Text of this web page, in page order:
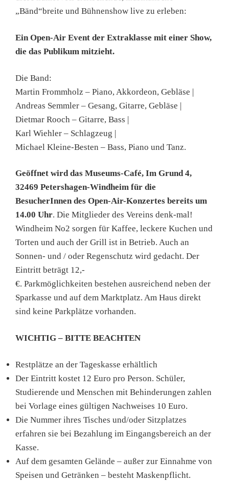
„Bänd“breite und Bühnenshow live zu erleben:
Ein Open-Air Event der Extraklasse mit einer Show,
die das Publikum mitzieht.
Die Band:
Martin Frommholz – Piano, Akkordeon, Gebläse |
Andreas Semmler – Gesang, Gitarre, Gebläse |
Dietmar Rooch – Gitarre, Bass |
Karl Wiehler – Schlagzeug |
Michael Kleine-Besten – Bass, Piano und Tanz.
Geöffnet wird das Museums-Café, Im Grund 4,
32469 Petershagen-Windheim für die
BesucherInnen des Open-Air-Konzertes bereits um
14.00 Uhr. Die Mitglieder des Vereins denk-mal!
Windheim No2 sorgen für Kaffee, leckere Kuchen und
Torten und auch der Grill ist in Betrieb. Auch an
Sonnen- und / oder Regenschutz wird gedacht. Der
Eintritt beträgt 12,-
€. Parkmöglichkeiten bestehen ausreichend neben der
Sparkasse und auf dem Marktplatz. Am Haus direkt
sind keine Parkplätze vorhanden.
WICHTIG – BITTE BEACHTEN
Restplätze an der Tageskasse erhältlich
Der Eintritt kostet 12 Euro pro Person. Schüler,
Studierende und Menschen mit Behinderungen zahlen
bei Vorlage eines gültigen Nachweises 10 Euro.
Die Nummer ihres Tisches und/oder Sitzplatzes
erfahren sie bei Bezahlung im Eingangsbereich an der
Kasse.
Auf dem gesamten Gelände – außer zur Einnahme von
Speisen und Getränken – besteht Maskenpflicht.